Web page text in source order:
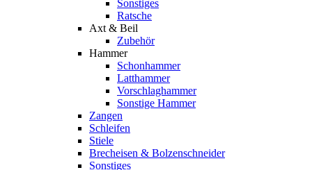
Sonstiges
Ratsche
Axt & Beil
Zubehör
Hammer
Schonhammer
Latthammer
Vorschlaghammer
Sonstige Hammer
Zangen
Schleifen
Stiele
Brecheisen & Bolzenschneider
Sonstiges